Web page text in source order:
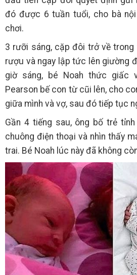
đó được 6 tuần tuổi, cho bà
chơi.
3 rưỡi sáng, cặp đôi trở về
rượu và ngay lập tức lên giường
giờ sáng, bé Noah thức giấc
Pearson bế con từ cũi lên, cho
giữa mình và vợ, sau đó tiếp tục
Gần 4 tiếng sau, ông bố trẻ
chuông điện thoại và nhìn thấy
trai. Bé Noah lúc này đã không